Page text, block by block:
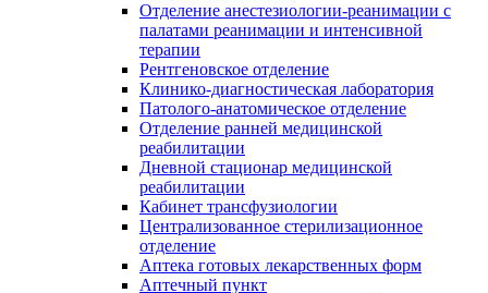
Отделение анестезиологии-реанимации с
палатами реанимации и интенсивной
терапии
Рентгеновское отделение
Клинико-диагностическая лаборатория
Патолого-анатомическое отделение
Отделение ранней медицинской
реабилитации
Дневной стационар медицинской
реабилитации
Кабинет трансфузиологии
Централизованное стерилизационное
отделение
Аптека готовых лекарственных форм
Аптечный пункт